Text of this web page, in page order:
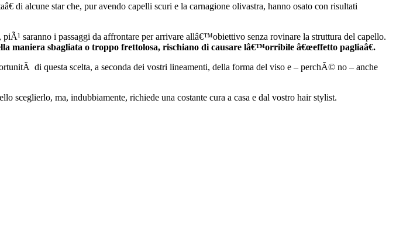
di alcune star che, pur avendo capelli scuri e la carnagione olivastra, hanno osato con risultati
saranno i passaggi da affrontare per arrivare allâ€™obiettivo senza rovinare la struttura del capello.
maniera sbagliata o troppo frettolosa, rischiano di causare lâ€™orribile â€œeffetto pagliaâ€.
di questa scelta, a seconda dei vostri lineamenti, della forma del viso e – perchÃ© no – anche
sceglierlo, ma, indubbiamente, richiede una costante cura a casa e dal vostro hair stylist.